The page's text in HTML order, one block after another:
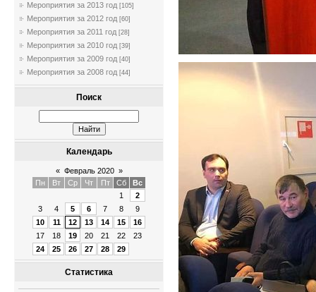
Мероприятия за 2013 год [105]
Мероприятия за 2012 год [60]
Мероприятия за 2011 год [28]
Мероприятия за 2010 год [39]
Мероприятия за 2009 год [40]
Мероприятия за 2008 год [44]
Поиск
Календарь
« Февраль 2020 »
Пн
Вт Ср Чт Пт Сб
Вс
1
2
3
4 5 6 7 8
9
10
11 12 13 14 15
16
17
18 19 20 21 22
23
24
25 26 27 28 29
Статистика